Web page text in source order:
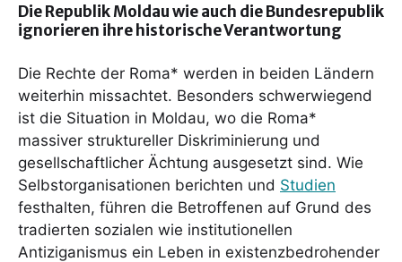
Die Republik Moldau wie auch die Bundesrepublik
ignorieren ihre historische Verantwortung
Die Rechte der Roma* werden in beiden Ländern
weiterhin missachtet. Besonders schwerwiegend
ist die Situation in Moldau, wo die Roma*
massiver struktureller Diskriminierung und
gesellschaftlicher Ächtung ausgesetzt sind. Wie
Selbstorganisationen berichten und Studien
festhalten, führen die Betroffenen auf Grund des
tradierten sozialen wie institutionellen
Antiziganismus ein Leben in existenzbedrohender